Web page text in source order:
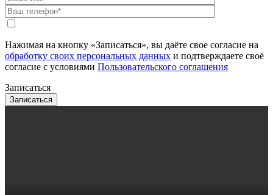
Нажимая на кнопку «Записаться», вы даёте свое согласие на
обработку своих персональных данных и подтверждаете своё
согласие с условиями Пользовательского соглашения
Записаться